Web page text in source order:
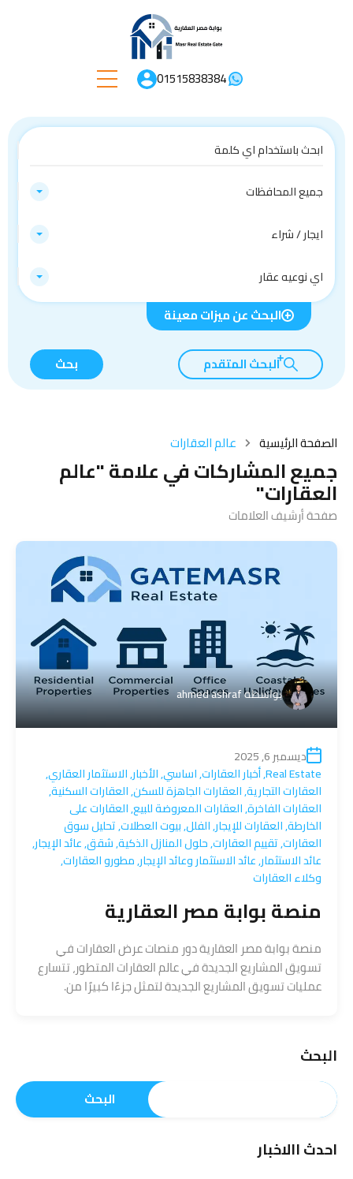
01515838384
جميع المحافظات
ايجار / شراء
اي نوعيه عقار
البحث عن ميزات معينة
البحث المتقدم بحث
الصفحة الرئيسية عالم العقارات
جميع المشاركات في علامة "عالم
العقارات"
صفحة أرشيف العلامات
بواسطةahmed ashraf
ديسمبر 6, 2025
Real Estate
,أخبار العقارات,اساسي,الأخبار,الاستثمار العقاري,
العقارات التجارية,العقارات الجاهزة للسكن,العقارات السكنية,
العقارات الفاخرة,العقارات المعروضة للبيع,العقارات على
الخارطة,العقارات للإيجار,الفلل,بيوت العطلات,تحليل سوق
العقارات,تقييم العقارات,حلول المنازل الذكية,شقق,عائد الإيجار,
عائد الاستثمار,عائد الاستثمار وعائد الإيجار,مطورو العقارات,
وكلاء العقارات
منصة بوابة مصر العقارية
منصة بوابة مصر العقارية دور منصات عرض العقارات في
تسويق المشاريع الجديدة في عالم العقارات المتطور، تتسارع
عمليات تسويق المشاريع الجديدة لتمثل جزءًا كبيرًا من.
البحث
البحث
احدث االاخبار